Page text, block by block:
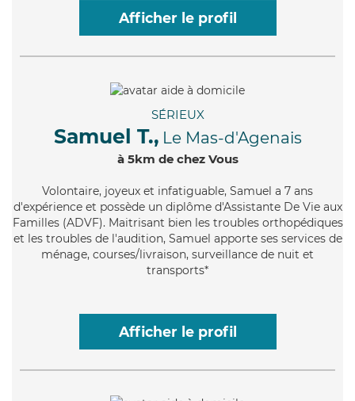
Afficher le profil
SÉRIEUX
Samuel T., Le Mas-d'Agenais
à 5km de chez Vous
Volontaire, joyeux et infatiguable, Samuel a 7 ans
d'expérience et possède un diplôme d'Assistante De Vie aux
Familles (ADVF). Maitrisant bien les troubles orthopédiques
et les troubles de l'audition, Samuel apporte ses services de
ménage, courses/livraison, surveillance de nuit et
transports*
Afficher le profil